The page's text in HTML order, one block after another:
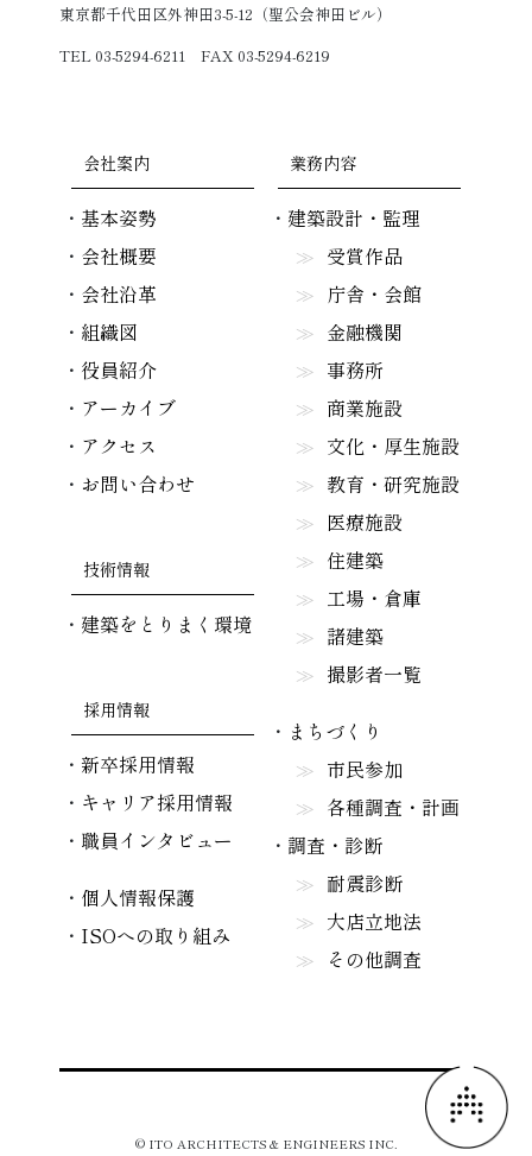
東京都千代田区外神田3-5-12（聖公会神田ビル）
TEL 03-5294-6211 FAX 03-5294-6219
会社案内
基本姿勢
会社概要
会社沿革
組織図
役員紹介
アーカイブ
アクセス
お問い合わせ
技術情報
建築をとりまく環境
採用情報
新卒採用情報
キャリア採用情報
職員インタビュー
個人情報保護
ISOへの取り組み
業務内容
建築設計・監理
受賞作品
庁舎・会館
金融機関
事務所
商業施設
文化・厚生施設
教育・研究施設
医療施設
住建築
工場・倉庫
諸建築
撮影者一覧
まちづくり
市民参加
各種調査・計画
調査・診断
耐震診断
大店立地法
その他調査
© ITO ARCHITECTS & ENGINEERS INC.